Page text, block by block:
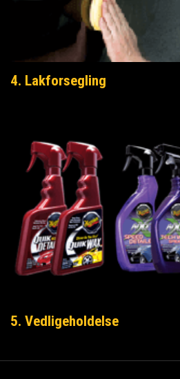
4. Lakforsegling
5. Vedligeholdelse